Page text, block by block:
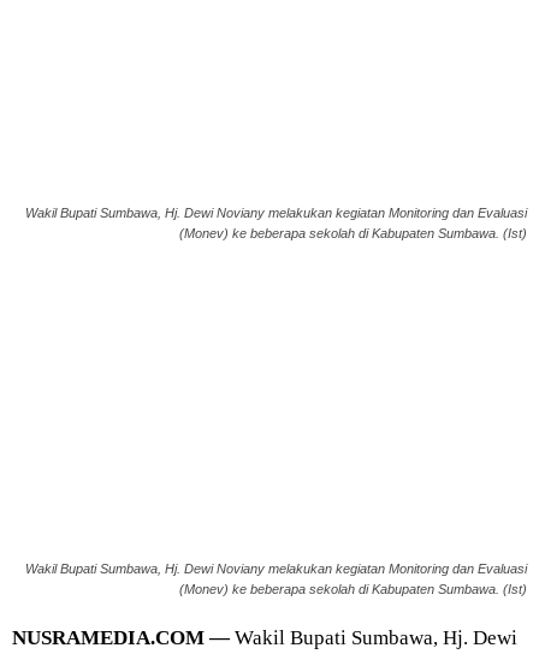
Wakil Bupati Sumbawa, Hj. Dewi Noviany melakukan kegiatan Monitoring dan Evaluasi
(Monev) ke beberapa sekolah di Kabupaten Sumbawa. (Ist)
Wakil Bupati Sumbawa, Hj. Dewi Noviany melakukan kegiatan Monitoring dan Evaluasi
(Monev) ke beberapa sekolah di Kabupaten Sumbawa. (Ist)
NUSRAMEDIA.COM —Wakil Bupati Sumbawa, Hj. Dewi